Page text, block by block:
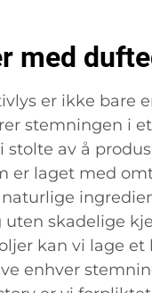
med
er ikke bare
stemningen i
stolte av å
er laget med
skadelige
kan vi lage
enhver